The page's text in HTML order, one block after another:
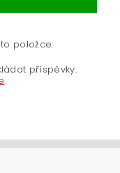
položce.
příspěvky.
.